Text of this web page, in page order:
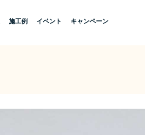
施工例 イベント キャンペーン